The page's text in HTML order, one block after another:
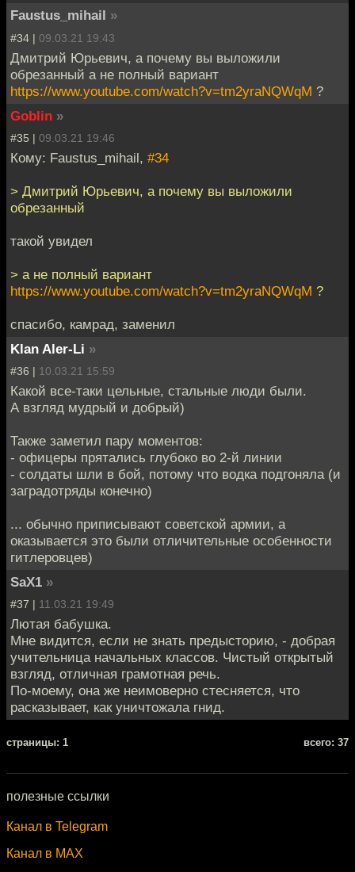
Faustus_mihail »
#34 | 09.03.21 19:43
Дмитрий Юрьевич, а почему вы выложили
обрезанный а не полный вариант
https://www.youtube.com/watch?v=tm2yraNQWqM ?
Goblin »
#35 | 09.03.21 19:46
Кому: Faustus_mihail, #34
> Дмитрий Юрьевич, а почему вы выложили
обрезанный
такой увидел
> а не полный вариант
https://www.youtube.com/watch?v=tm2yraNQWqM ?
спасибо, камрад, заменил
Klan Aler-Li »
#36 | 10.03.21 15:59
Какой все-таки цельные, стальные люди были.
А взгляд мудрый и добрый)
Также заметил пару моментов:
- офицеры прятались глубоко во 2-й линии
- солдаты шли в бой, потому что водка подгоняла (и
заградотряды конечно)
... обычно приписывают советской армии, а
оказывается это были отличительные особенности
гитлеровцев)
SaX1 »
#37 | 11.03.21 19:49
Лютая бабушка.
Мне видится, если не знать предысторию, - добрая
учительница начальных классов. Чистый открытый
взгляд, отличная грамотная речь.
По-моему, она же неимоверно стесняется, что
расказывает, как уничтожала гнид.
cтраницы: 1 всего: 37
полезные ссылки
Канал в Telegram
Канал в MAX